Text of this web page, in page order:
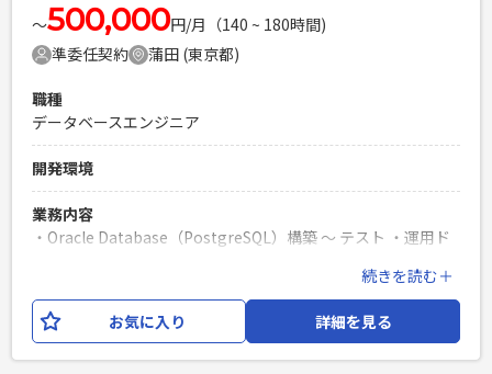
必須スキル
・C++の開発経験 ・基本設計の経験
PHPを用いたWebサービスの開発経験4年以上
Laravelを用いた開発経験1年以上
エンジニア複数人のチームでの開発経験
〜500,000円/月（140 ~ 180時間)
準委任契約
蒲田 (東京都)
職種
データベースエンジニア
開発環境
業務内容
・Oracle Database（PostgreSQL）構築 ～ テスト ・運用ド
必須スキル
・Windows, Linux, 商用UNIX(HP-UX, Solaris) ・Oracle
続きを読む＋
お気に入り 詳細を見る